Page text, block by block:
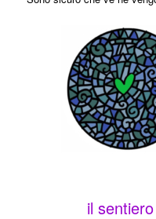
il